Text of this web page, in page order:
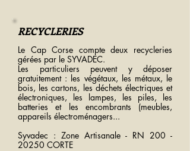
RECYCLERIES
Le Cap Corse compte deux recycleries
gérées par le SYVADEC.
Les particuliers peuvent y déposer
gratuitement : les végétaux, les métaux, le
bois, les cartons, les déchets électriques et
électroniques, les lampes, les piles, les
batteries et les encombrants (meubles,
appareils électroménagers...
Syvadec : Zone Artisanale - RN 200 -
20250 CORTE